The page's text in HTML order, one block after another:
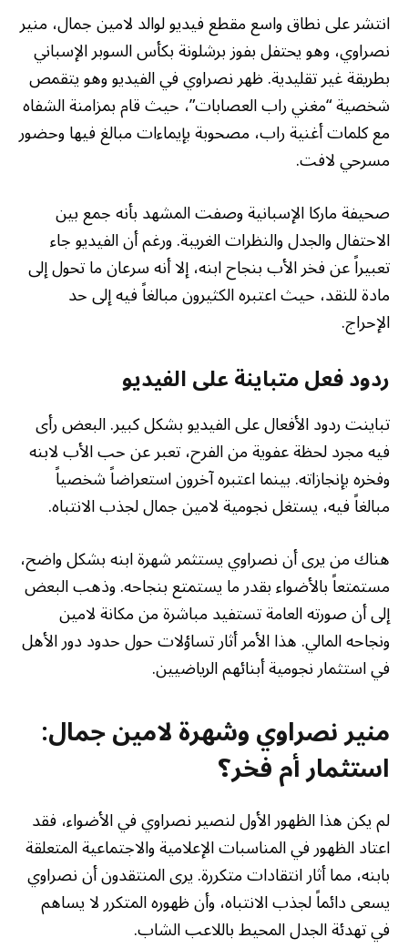
انتشر على نطاق واسع مقطع فيديو لوالد لامين جمال، منير
نصراوي، وهو يحتفل بفوز برشلونة بكأس السوبر الإسباني
بطريقة غير تقليدية. ظهر نصراوي في الفيديو وهو يتقمص
شخصية “مغني راب العصابات”، حيث قام بمزامنة الشفاه
مع كلمات أغنية راب، مصحوبة بإيماءات مبالغ فيها وحضور
مسرحي لافت.
صحيفة ماركا الإسبانية وصفت المشهد بأنه جمع بين
الاحتفال والجدل والنظرات الغريبة. ورغم أن الفيديو جاء
تعبيراً عن فخر الأب بنجاح ابنه، إلا أنه سرعان ما تحول إلى
مادة للنقد، حيث اعتبره الكثيرون مبالغاً فيه إلى حد
الإحراج.
ردود فعل متباينة على الفيديو
تباينت ردود الأفعال على الفيديو بشكل كبير. البعض رأى
فيه مجرد لحظة عفوية من الفرح، تعبر عن حب الأب لابنه
وفخره بإنجازاته. بينما اعتبره آخرون استعراضاً شخصياً
مبالغاً فيه، يستغل نجومية لامين جمال لجذب الانتباه.
هناك من يرى أن نصراوي يستثمر شهرة ابنه بشكل واضح،
مستمتعاً بالأضواء بقدر ما يستمتع بنجاحه. وذهب البعض
إلى أن صورته العامة تستفيد مباشرة من مكانة لامين
ونجاحه المالي. هذا الأمر أثار تساؤلات حول حدود دور الأهل
في استثمار نجومية أبنائهم الرياضيين.
منير نصراوي وشهرة لامين جمال:
استثمار أم فخر؟
لم يكن هذا الظهور الأول لنصير نصراوي في الأضواء، فقد
اعتاد الظهور في المناسبات الإعلامية والاجتماعية المتعلقة
بابنه، مما أثار انتقادات متكررة. يرى المنتقدون أن نصراوي
يسعى دائماً لجذب الانتباه، وأن ظهوره المتكرر لا يساهم
في تهدئة الجدل المحيط باللاعب الشاب.